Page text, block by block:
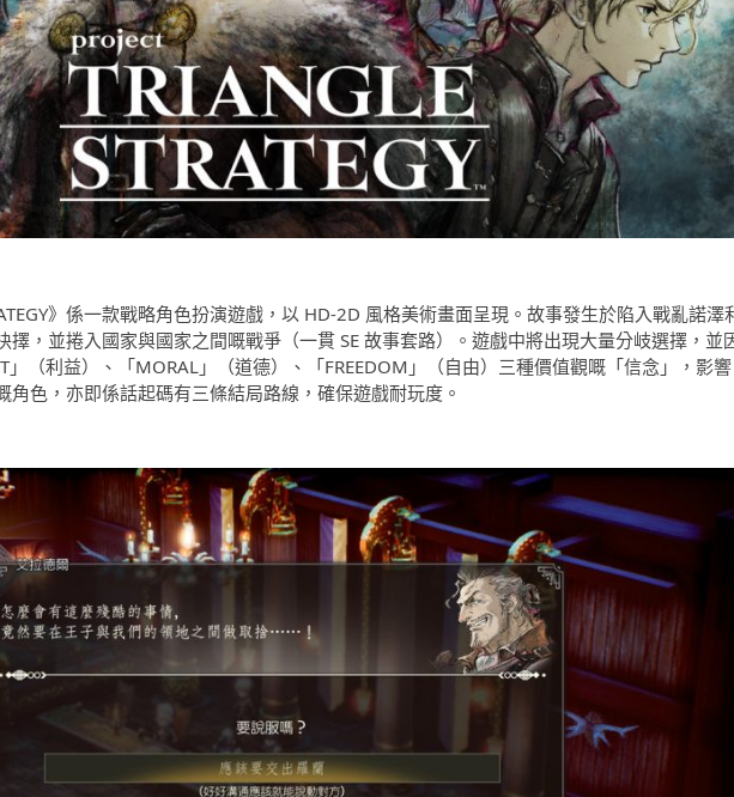
》係一款戰略角色扮演遊戲，以 HD-2D 風格美術畫面呈現。故事發生於陷入戰亂諾澤
擇，並捲入國家與國家之間嘅戰爭（一貫 SE 故事套路）。遊戲中將出現大量分岐選擇，並
」（利益）、「MORAL」（道德）、「FREEDOM」（自由）三種價值觀嘅「信念」，影響
角色，亦即係話起碼有三條結局路線，確保遊戲耐玩度。